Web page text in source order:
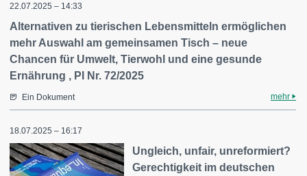
22.07.2025 – 14:33
Alternativen zu tierischen Lebensmitteln ermöglichen
mehr Auswahl am gemeinsamen Tisch – neue
Chancen für Umwelt, Tierwohl und eine gesunde
Ernährung , PI Nr. 72/2025
Ein Dokument mehr
18.07.2025 – 16:17
Ungleich, unfair, unreformiert?
Gerechtigkeit im deutschen